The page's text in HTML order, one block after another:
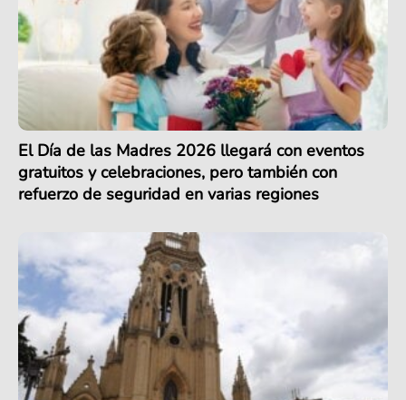
El Día de las Madres 2026 llegará con eventos
gratuitos y celebraciones, pero también con
refuerzo de seguridad en varias regiones